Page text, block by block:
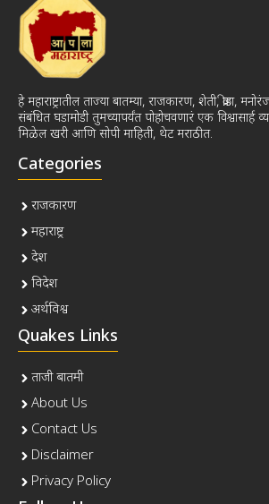
हे महाराष्ट्रातील ताज्या बातम्या, राजकारण, शेती, क्रीडा,
संबंधित घडामोडी तुमच्यापर्यंत पोहोचवणारं एक विश्वासार्ह
मिळेल खरी आणि सोपी माहिती, थेट मराठीत.
Categories
राजकारण
महाराष्ट्र
देश
विदेश
अर्थविश्व
Quakes Links
ताजी बातमी
About Us
Contact Us
Disclaimer
Privacy Policy